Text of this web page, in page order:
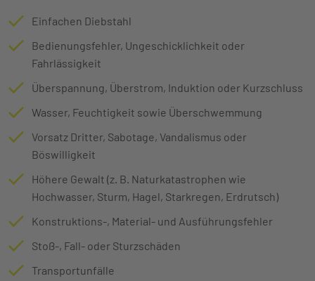
Einfachen Diebstahl
Bedienungsfehler, Ungeschicklichkeit oder
Fahrlässigkeit
Überspannung, Überstrom, Induktion oder Kurzschluss
Wasser, Feuchtigkeit sowie Überschwemmung
Vorsatz Dritter, Sabotage, Vandalismus oder
Böswilligkeit
Höhere Gewalt (z. B. Naturkatastrophen wie
Hochwasser, Sturm, Hagel, Starkregen, Erdrutsch)
Konstruktions-, Material- und Ausführungsfehler
Stoß-, Fall- oder Sturzschäden
Transportunfälle